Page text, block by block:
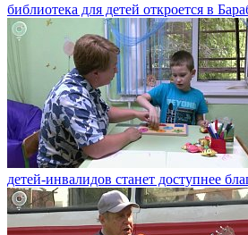
библиотека для детей откроется в
детей-инвалидов станет доступнее